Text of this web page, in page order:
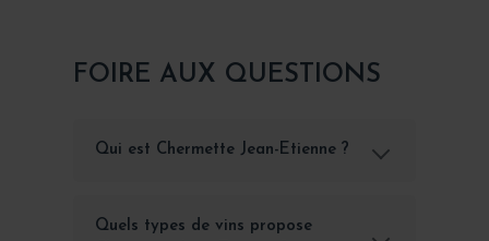
FOIRE AUX QUESTIONS
Qui est Chermette Jean-Etienne ?
Quels types de vins propose